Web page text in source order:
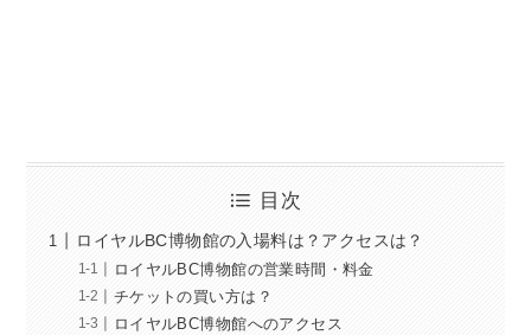
目次
ロイヤルBC博物館の入場料は？アクセスは？
ロイヤルBC博物館の営業時間・料金
チケットの買い方は？
ロイヤルBC博物館へのアクセス